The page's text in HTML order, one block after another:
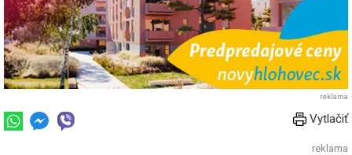
reklama
Vytlačiť
reklama